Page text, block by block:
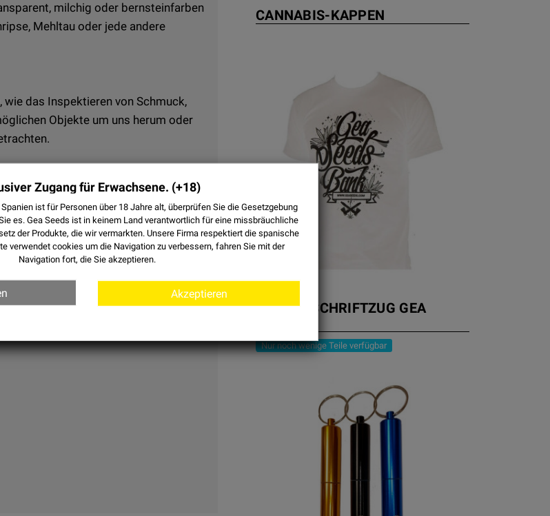
milchig oder bernsteinfarben
Mehltau oder jede andere
wie das Inspektieren von Schmuck,
Objekte um uns herum oder
vollständig ausziehen müssen (ohne
bewegen Sie die Lupe auf und
oder nähern Sie Ihr Auge von
und einen idealen
Tasche zu verstauen und jederzeit
CANNABIS-KAPPEN
T-SHIRT SCHRIFTZUG GEA
Nur noch wenige Teile verfügbar
Zugang für Erwachsene. (+18)
ist für Personen über 18 Jahre alt, überprüfen Sie die Gesetzgebung
es. Gea Seeds ist in keinem Land verantwortlich für eine missbräuchliche
der Produkte, die wir vermarkten. Unsere Firma respektiert die spanische
verwendetcookies um die Navigation zu verbessern, fahren Sie mit der
Navigation fort, die Sie akzeptieren.
Akzeptieren